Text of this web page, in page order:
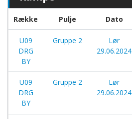
Række Pulje Dato
U09
DRG
BY
Gruppe 2
Lør
29.06.2024
U09
DRG
BY
Gruppe 2
Lør
29.06.2024